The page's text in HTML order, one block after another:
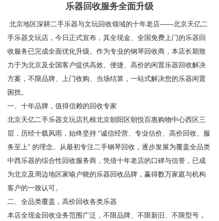
乐器回收服务全面升级
北京地区深耕二手乐器与文玩回收领域的十年老店——北京天亿二
手乐器文玩店，今日正式宣布，其全现金、全国免费上门的乐器回
收服务已完成全面优化升级。作为专业的钢琴回收商，本店长期致
力于为北京及全国客户提供高效、便捷、高价的闲置乐器回收解决
方案，不限品牌、上门收购、当场结算，一站式解决您的乐器闲置
困扰。
一、十年品牌，值得信赖的回收专家
北京天亿二手乐器文玩店扎根北京朝阳区朝悦百惠购物中心西区三
层，历经十载风雨，始终坚持 “诚信经营、专业估价、高价回收、服
务至上” 的理念。从最初专注二手钢琴回收，逐步发展为覆盖全品类
中西乐器的综合性回收服务商，凭借十年老店的口碑与信誉，已成
为北京及周边地区家喻户晓的乐器回收品牌，赢得数万家庭与机构
客户的一致认可。
二、全品类覆盖，高价回收各类乐器
本店全现金回收业务范围广泛，不限品牌、不限新旧、不限型号，